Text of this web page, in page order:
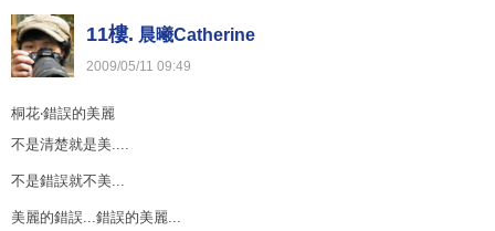
11樓. 晨曦Catherine
2009/05/11 09:49
桐花‧錯誤的美麗
不是清楚就是美....
不是錯誤就不美...
美麗的錯誤...錯誤的美麗...